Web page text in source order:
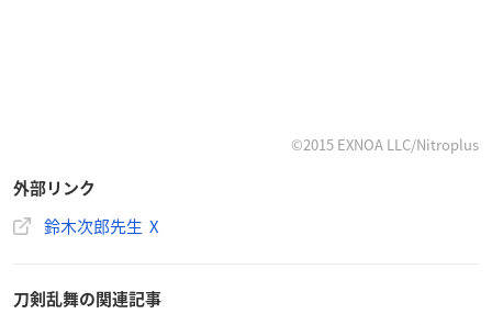
©2015 EXNOA LLC/Nitroplus
外部リンク
鈴木次郎先生 X
刀剣乱舞の関連記事